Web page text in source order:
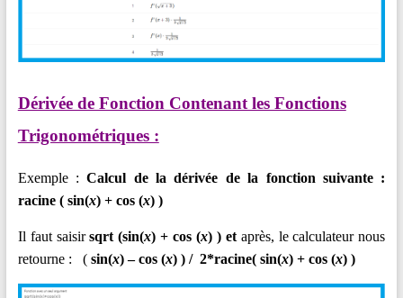
Dérivée de Fonction Contenant les Fonctions
Trigonométriques :
Exemple :Calcul de la dérivée de la fonction suivante :
racine ( sin(x) + cos (x) )
Il faut saisirsqrt (sin(x) + cos (x) ) et après, le calculateur nous
retourne : ( sin(x) – cos (x) ) / 2*racine( sin(x) + cos (x) )